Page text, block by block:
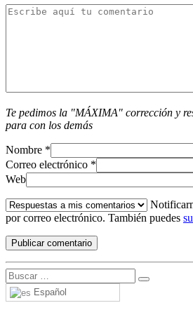
Te pedimos la "MÁXIMA" corrección y
para con los demás
Nombre *
Correo electrónico *
Web
por correo electrónico. También puedes
Español